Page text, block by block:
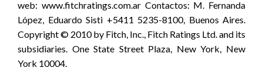
web: www.fitchratings.com.ar Contactos: M. Fernanda
López, Eduardo Sisti +5411 5235-8100, Buenos Aires.
Copyright © 2010 by Fitch, Inc., Fitch Ratings Ltd. and its
subsidiaries. One State Street Plaza, New York, New
York 10004.